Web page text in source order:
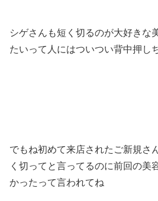
シゲさんも短く切るのが大好きな
たいって人にはついつい背中押し
でもね初めて来店されたご新規さ
く切ってと言ってるのに前回の美
かったって言われてね